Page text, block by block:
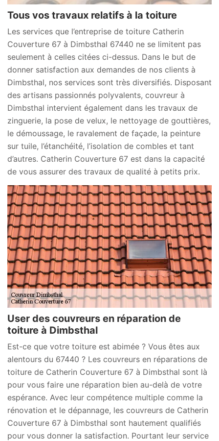
Tous vos travaux relatifs à la toiture
Les services que l’entreprise de toiture Catherin
Couverture 67 à Dimbsthal 67440 ne se limitent pas
seulement à celles citées ci-dessus. Dans le but de
donner satisfaction aux demandes de nos clients à
Dimbsthal, nos services sont très diversifiés. Disposant
des artisans passionnés polyvalents, couvreur à
Dimbsthal intervient également dans les travaux de
zinguerie, la pose de velux, le nettoyage de gouttières,
le démoussage, le ravalement de façade, la peinture
sur tuile, l’étanchéité, l’isolation de combles et tant
d’autres. Catherin Couverture 67 est dans la capacité
de vous assurer des travaux de qualité à petits prix.
User des couvreurs en réparation de
toiture à Dimbsthal
Est-ce que votre toiture est abimée ? Vous êtes aux
alentours du 67440 ? Les couvreurs en réparations de
toiture de Catherin Couverture 67 à Dimbsthal sont là
pour vous faire une réparation bien au-delà de votre
espérance. Avec leur compétence multiple comme la
rénovation et le dépannage, les couvreurs de Catherin
Couverture 67 à Dimbsthal sont hautement qualifiés
pour vous donner la satisfaction. Pourtant leur service